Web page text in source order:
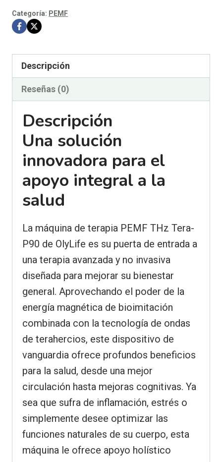
|
Smart
PEMF
and
Terahertz
Frequency
Massager
Categoría: PEMF
Descripción
Reseñas (0)
Descripción
Una solución
innovadora para el
apoyo integral a la
salud
La máquina de terapia PEMF THz Tera-
P90 de OlyLife es su puerta de entrada a
una terapia avanzada y no invasiva
diseñada para mejorar su bienestar
general. Aprovechando el poder de la
energía magnética de bioimitación
combinada con la tecnología de ondas
de terahercios, este dispositivo de
vanguardia ofrece profundos beneficios
para la salud, desde una mejor
circulación hasta mejoras cognitivas. Ya
sea que sufra de inflamación, estrés o
simplemente desee optimizar las
funciones naturales de su cuerpo, esta
máquina le ofrece apoyo holístico